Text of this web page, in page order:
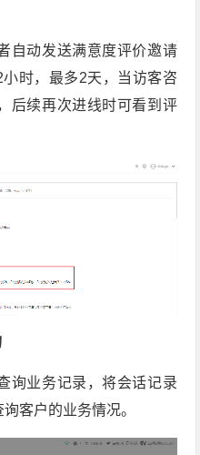
自动发送满意度评价邀请
时，最多2天，当访客咨
后续再次进线时可看到评
询业务记录，将会话记录
客户的业务情况。